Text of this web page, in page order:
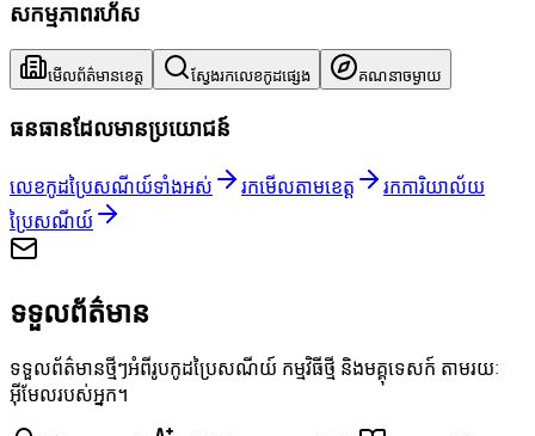
សកម្មភាពរហ័ស
មើលព័ត៌មានខេត្ត ស្វែងរកលេខកូដផ្សេង គណនាចម្ងាយ
ធនធានដែលមានប្រយោជន៍
លេខកូដប្រៃសណីយ៍ទាំងអស់ រកមើលតាមខេត្ត
រកការិយាល័យ
ប្រៃសណីយ៍
ទទួលព័ត៌មាន
ទទួលព័ត៌មានថ្មីៗអំពីរូបកូដប្រៃសណីយ៍ កម្មវិធីថ្មី និងមគ្គុទេសក៍ តាមរយៈ
អ៊ីមែលរបស់អ្នក។